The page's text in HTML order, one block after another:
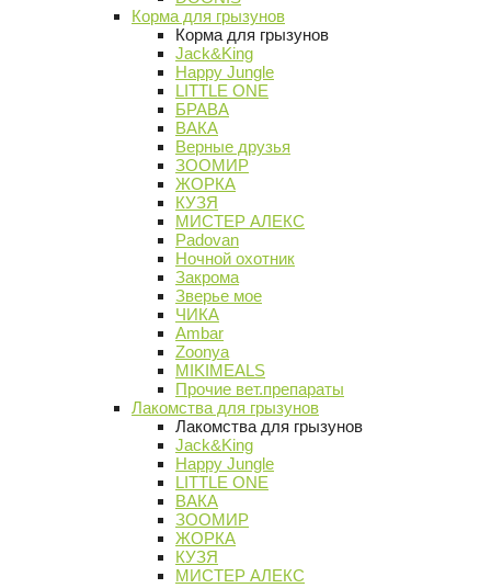
Корма для грызунов
Корма для грызунов
Jack&King
Happy Jungle
LITTLE ONE
БРАВА
ВАКА
Верные друзья
ЗООМИР
ЖОРКА
КУЗЯ
МИСТЕР АЛЕКС
Padovan
Ночной охотник
Закрома
Зверье мое
ЧИКА
Ambar
Zoonya
MIKIMEALS
Прочие вет.препараты
Лакомства для грызунов
Лакомства для грызунов
Jack&King
Happy Jungle
LITTLE ONE
ВАКА
ЗООМИР
ЖОРКА
КУЗЯ
МИСТЕР АЛЕКС